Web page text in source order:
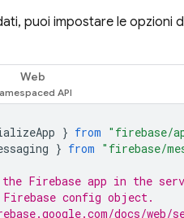
puoi impostare le
Web
} from "firebase/
} from "firebase/
Firebase app in the
config object.
docs/web/